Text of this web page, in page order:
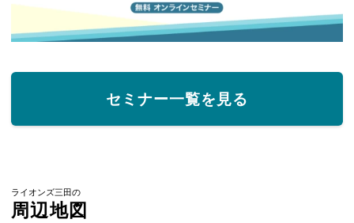
セミナー一覧を見る
ライオンズ三田の
周辺地図